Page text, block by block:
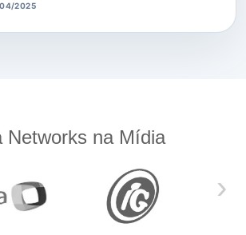
2025
Networks na Mídia
›